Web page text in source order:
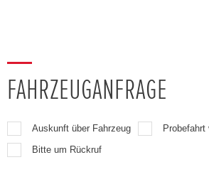
FAHRZEUGANFRAGE
Auskunft über Fahrzeug
Probefahrt
Bitte um Rückruf